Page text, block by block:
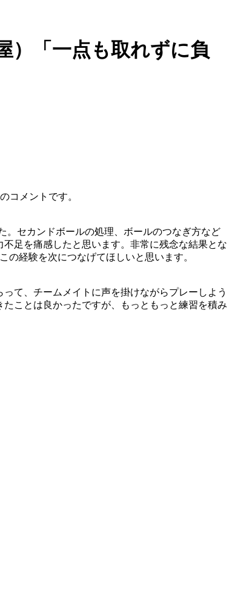
）「一点も取れずに負
コメントです。
。セカンドボールの処理、ボールのつなぎ方など
足を痛感したと思います。非常に残念な結果とな
経験を次につなげてほしいと思います。
て、チームメイトに声を掛けながらプレーしよう
ことは良かったですが、もっともっと練習を積み